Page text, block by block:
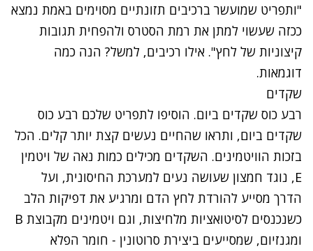
"ותפריט שמועשר ברכיבים תזונתיים מסוימים באמת נמצא
ככזה שעשוי למתן את רמת הסטרס ולהפחית תגובות
קיצוניות של לחץ". אילו רכיבים, למשל? הנה כמה
דוגמאות.
שקדים
רבע כוס שקדים ביום. הוסיפו לתפריט שלכם רבע כוס
שקדים ביום, ותראו שהחיים נעשים קצת יותר קלים. הכל
בזכות הוויטמינים. השקדים מכילים כמות נאה של ויטמין
E, נוגד חמצון שעושה נעים למערכת החיסונית, ועל
הדרך מסייע להורדת לחץ הדם ומרגיע את דפיקות הלב
כשנכנסים לסיטואציות מלחיצות, וגם ויטמינים מקבוצת B
ומגנזיום, שמסייעים ביצירת סרוטונין - חומר הפלא